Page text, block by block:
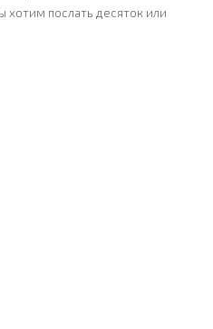
хотим послать десяток или